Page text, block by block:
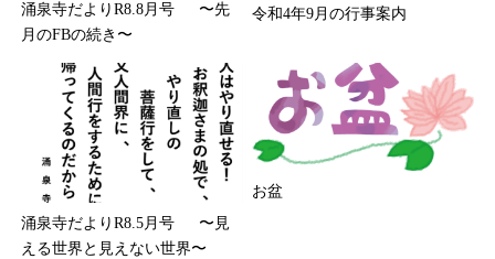
涌泉寺だよりR8.8月号 〜先
月のFBの続き〜
令和4年9月の行事案内
涌泉寺だよりR8.5月号 〜見
える世界と見えない世界〜
お盆